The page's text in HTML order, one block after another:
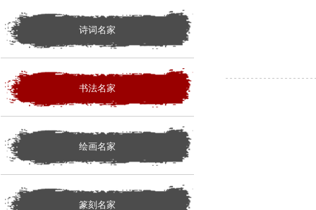
诗词名家
书法名家
绘画名家
篆刻名家